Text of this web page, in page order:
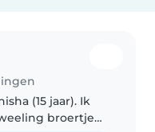
(15 jaar). Ik
broertje